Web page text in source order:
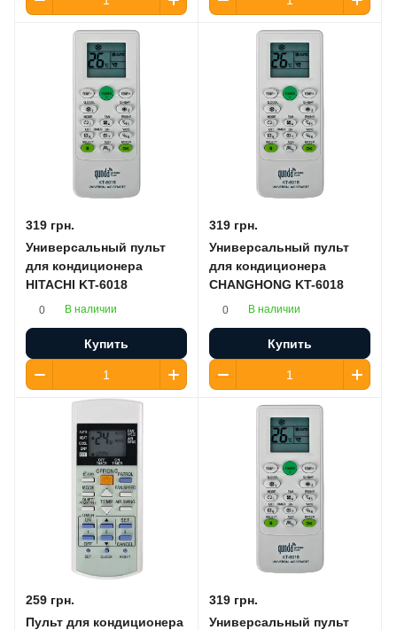
319 грн.
Универсальный пульт
для кондиционера
HITACHI KT-6018
0 В наличии
Купить
319 грн.
Универсальный пульт
для кондиционера
CHANGHONG KT-6018
0 В наличии
Купить
259 грн.
Пульт для кондиционера
319 грн.
Универсальный пульт